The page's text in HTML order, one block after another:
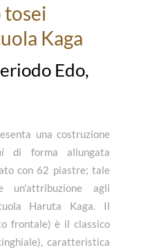
tosei
Kaga
Edo,
una costruzione
di forma allungata
con 62 piastre; tale
un'attribuzione agli
Haruta Kaga. Il
frontale) è il classico
caratteristica